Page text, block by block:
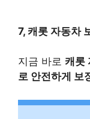
7, 캐롯 자동차
지금 바로 캐롯
로 안전하게 보